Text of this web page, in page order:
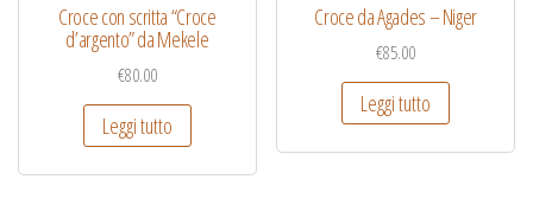
Croce con scritta “Croce
d’argento” da Mekele
€80.00
Leggi tutto
Croce da Agades – Niger
€85.00
Leggi tutto